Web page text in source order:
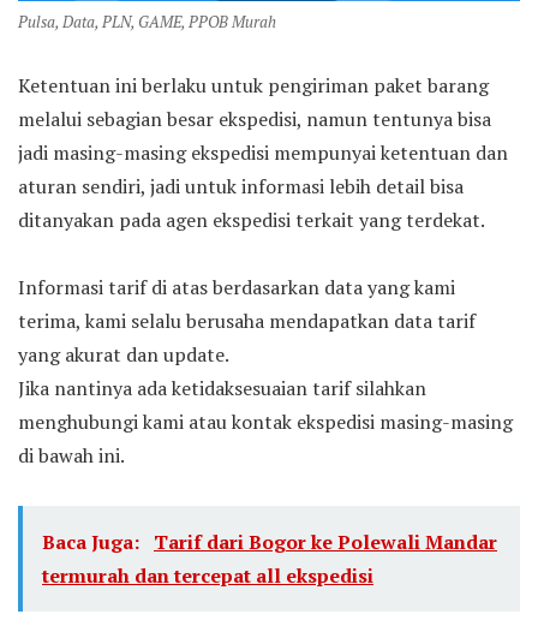
Pulsa, Data, PLN, GAME, PPOB Murah
Ketentuan ini berlaku untuk pengiriman paket barang
melalui sebagian besar ekspedisi, namun tentunya bisa
jadi masing-masing ekspedisi mempunyai ketentuan dan
aturan sendiri, jadi untuk informasi lebih detail bisa
ditanyakan pada agen ekspedisi terkait yang terdekat.
Informasi tarif di atas berdasarkan data yang kami
terima, kami selalu berusaha mendapatkan data tarif
yang akurat dan update.
Jika nantinya ada ketidaksesuaian tarif silahkan
menghubungi kami atau kontak ekspedisi masing-masing
di bawah ini.
Baca Juga: Tarif dari Bogor ke Polewali Mandar
termurah dan tercepat all ekspedisi